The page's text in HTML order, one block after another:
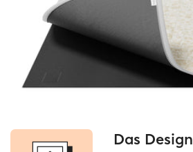
Das Design